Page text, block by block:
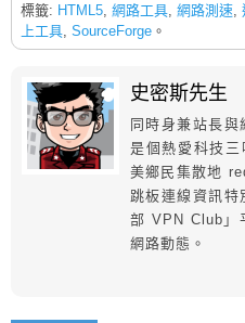
標籤: HTML5, 網路工具, 網路測速,
上工具, SourceForge 。
史密斯先生
同時身兼站長
是個熱愛科技
美鄉民集散地
跳板連線資訊特
部 VPN Club」
網路動態。